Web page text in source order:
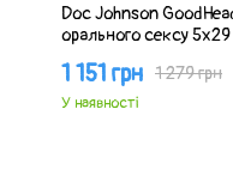
Doc Johnson
орального сексу
1 279 грн
1 151 грн
У наявності